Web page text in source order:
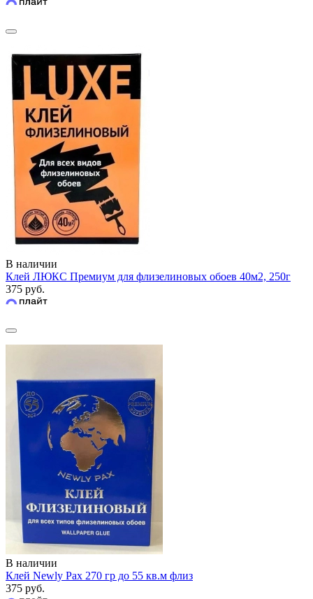
В наличии
Клей ЛЮКС Премиум для флизелиновых обоев 40м2, 250г
375 руб.
В наличии
Клей Newly Pax 270 гр до 55 кв.м флиз
375 руб.